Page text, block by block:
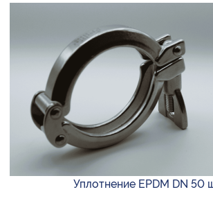
Уплотнение EPDM DN 50